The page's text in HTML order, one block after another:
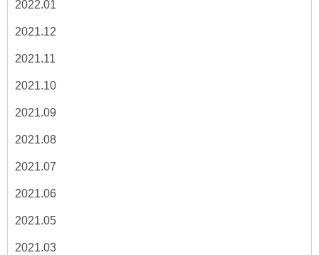
2022.01
2021.12
2021.11
2021.10
2021.09
2021.08
2021.07
2021.06
2021.05
2021.03